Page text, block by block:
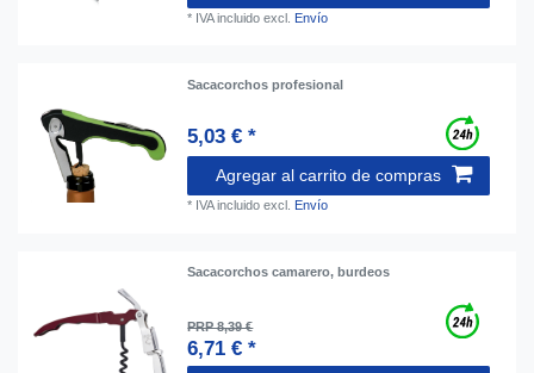
* IVA incluido excl. Envío
Sacacorchos profesional
5,03 € *
Agregar al carrito de compras
* IVA incluido excl. Envío
Sacacorchos camarero, burdeos
PRP 8,39 €
6,71 € *